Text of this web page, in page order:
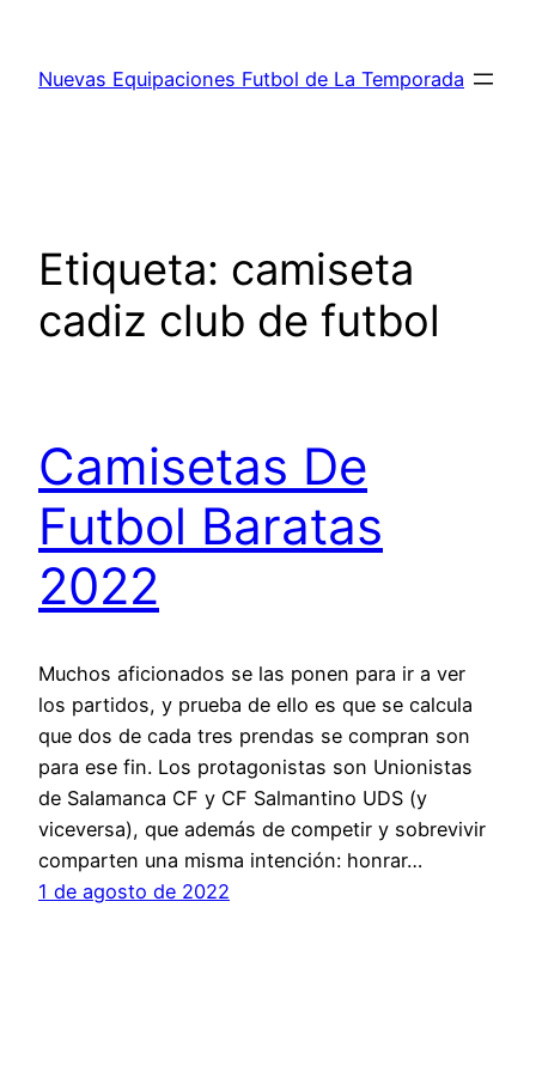
contenido
Nuevas Equipaciones Futbol de La Temporada
Etiqueta: camiseta
cadiz club de futbol
Camisetas De
Futbol Baratas
2022
Muchos aficionados se las ponen para ir a ver
los partidos, y prueba de ello es que se calcula
que dos de cada tres prendas se compran son
para ese fin. Los protagonistas son Unionistas
de Salamanca CF y CF Salmantino UDS (y
viceversa), que además de competir y sobrevivir
comparten una misma intención: honrar…
1 de agosto de 2022